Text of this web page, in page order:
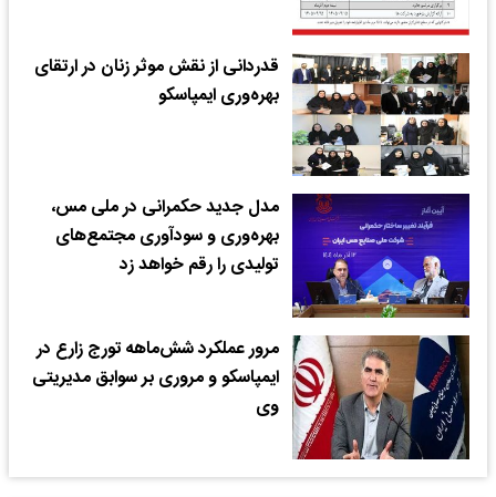
قدردانی از نقش موثر زنان در ارتقای
بهره‌وری ایمپاسکو
مدل جدید حکمرانی در ملی مس،
بهره‌وری و سودآوری مجتمع‌های
تولیدی را رقم خواهد زد
مرور عملکرد شش‌ماهه تورج زارع در
ایمپاسکو و مروری بر سوابق مدیریتی
وی